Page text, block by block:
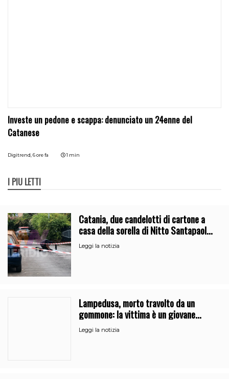
Investe un pedone e scappa: denunciato un 24enne del
Catanese
Digitrend, 6 ore fa 1 min
I PIÙ LETTI
Catania, due candelotti di cartone a
casa della sorella di Nitto Santapaola.
Le indagini
Leggi la notizia
Lampedusa, morto travolto da un
gommone: la vittima è un giovane
regista di Caltanissetta
Leggi la notizia